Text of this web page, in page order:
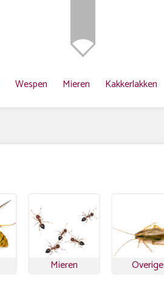
Wespen Mieren Kakkerlakken
Mieren Overige